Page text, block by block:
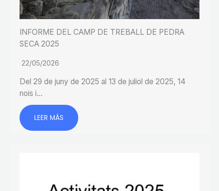
INFORME DEL CAMP DE TREBALL DE PEDRA
SECA 2025
22/05/2026
Del 29 de juny de 2025 al 13 de juliol de 2025, 14
nois i…
LEER MÁS